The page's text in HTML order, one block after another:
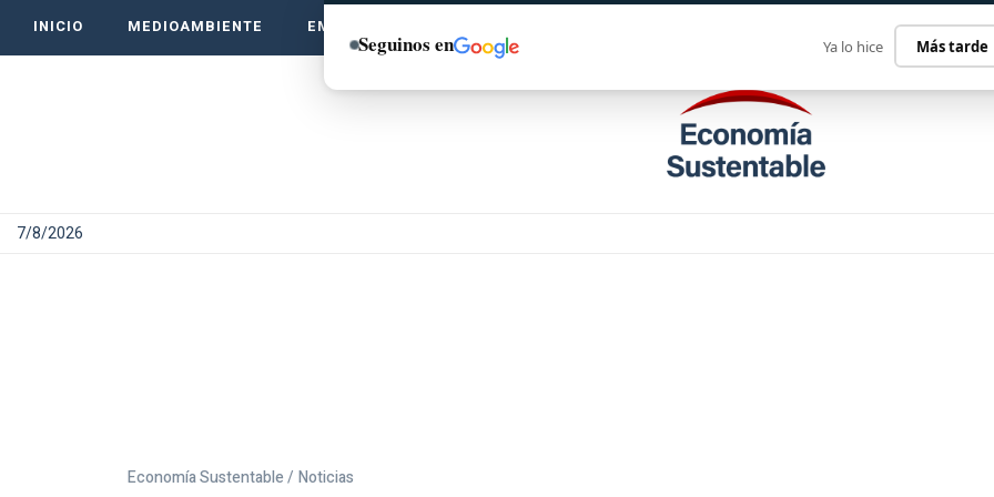
INICIO MEDIOAMBIENTE EMPRENDE VERDE
7/8/2026
Economía Sustentable / Noticias
Seguinos en Ya lo hice Más tarde